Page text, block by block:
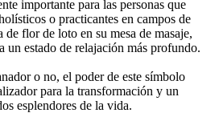
importante para las personas que
o practicantes en campos de
flor de loto en su mesa de masaje,
un estado de relajación más profundo.
o no, el poder de este símbolo
para la transformación y un
esplendores de la vida.